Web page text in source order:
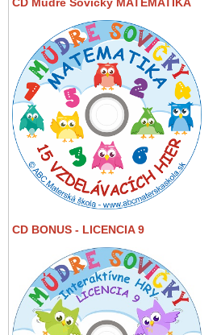
CD BONUS - LICENCIA 9